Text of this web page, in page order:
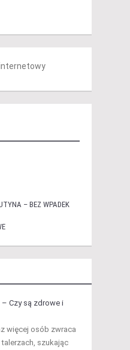
– BEZ WPADEK
Czy są zdrowe i
więcej osób zwraca
szukając